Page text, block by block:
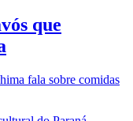
que
fala sobre comidas